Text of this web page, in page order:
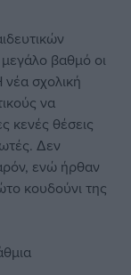
βαθμό οι
σχολική
να
κενές θέσεις
Δεν
ενώ ήρθαν
κουδούνι της